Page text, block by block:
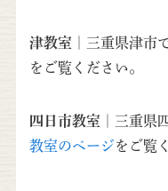
津教室 ｜三重県津市
をご覧ください。
四日市教室 ｜三重県
教室のページをご覧